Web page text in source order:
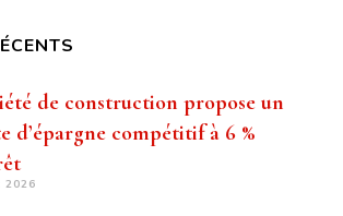
de construction propose un
d’épargne compétitif à 6 %